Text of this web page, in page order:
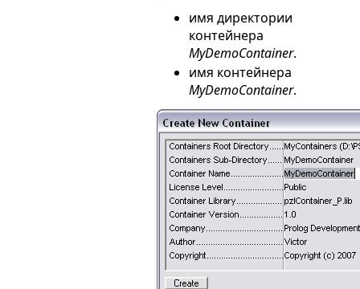
имя директории
контейнера
MyDemoContainer.
имя контейнера
MyDemoContainer.